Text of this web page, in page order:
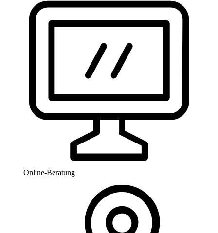
Online-Beratung